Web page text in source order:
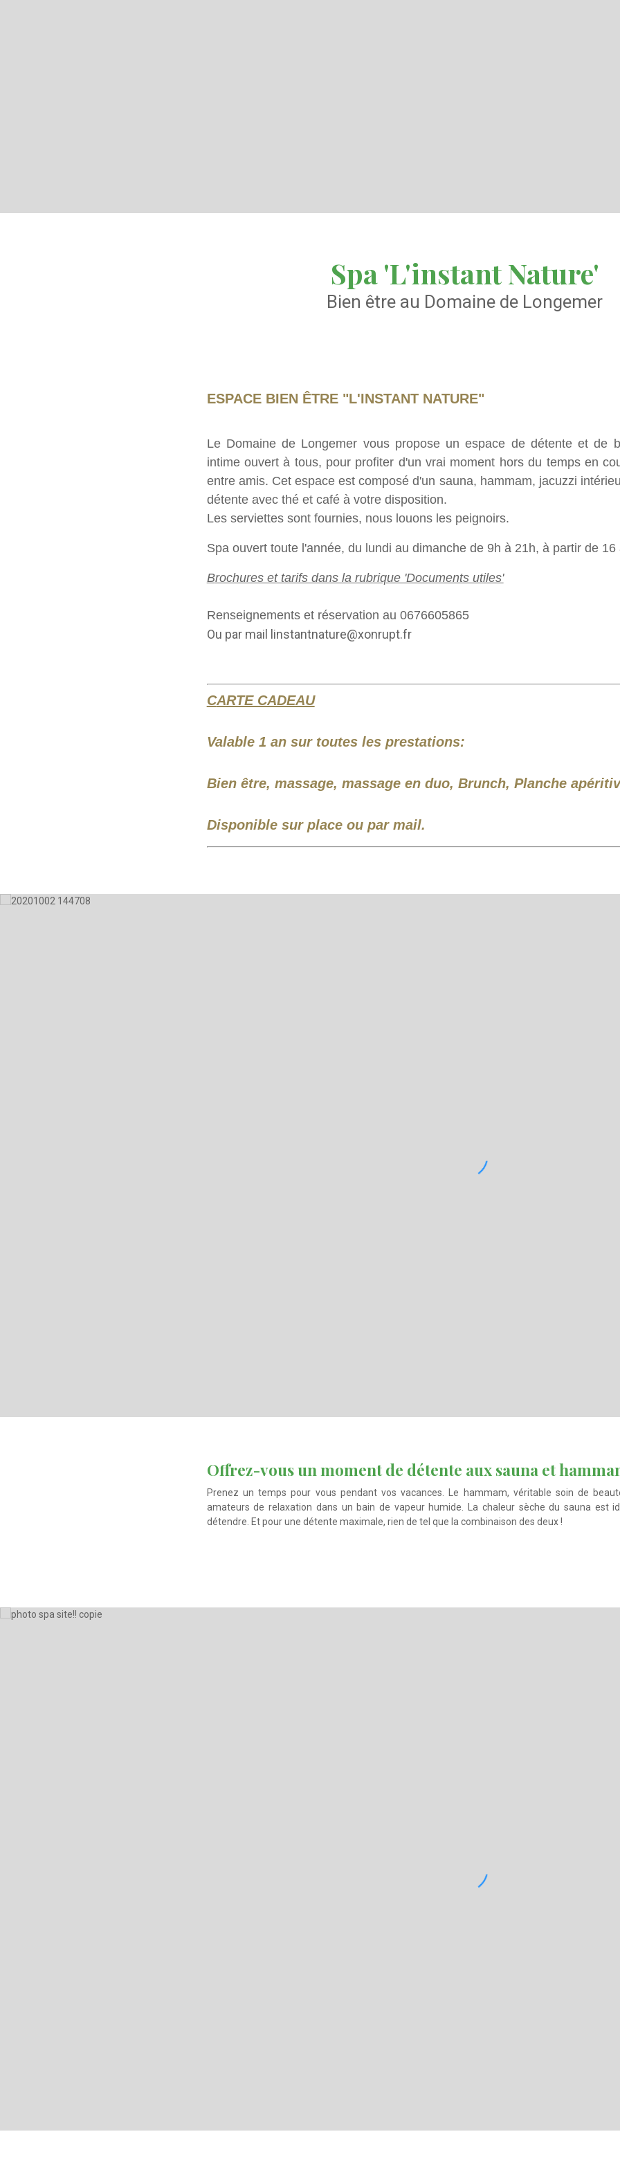
Spa 'L'instant Nature'
Bien être au Domaine de Longemer
ESPACE BIEN ÊTRE "L'INSTANT NATURE"
Le Domaine de Longemer vous propose un espace de détente et de bien être unique et
intime ouvert à tous, pour profiter d'un vrai moment hors du temps en
entre amis. Cet espace est composé d'un sauna, hammam, jacuzzi
détente avec thé et café à votre disposition.
Les serviettes sont fournies, nous louons les peignoirs.
Spa ouvert toute l'année, du lundi au dimanche de 9h à 21h, à partir de 16
Brochures et tarifs dans la rubrique 'Documents utiles'
Renseignements et réservation au 0676605865
Ou par mail linstantnature@xonrupt.fr
CARTE CADEAU
Valable 1 an sur toutes les prestations:
Bien être, massage, massage en duo, Brunch, Planche
Disponible sur place ou par mail.
Offrez-vous un moment de détente aux sauna et
Prenez un temps pour vous pendant vos vacances. Le hammam, véritable soin de beauté à l’orientale, ravit les
amateurs de relaxation dans un bain de vapeur humide. La chaleur sèche du sauna est
détendre. Et pour une détente maximale, rien de tel que la combinaison des deux !